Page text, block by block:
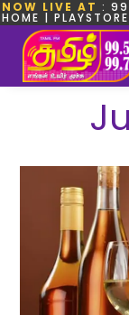
NOW LIVE AT :
HOME |